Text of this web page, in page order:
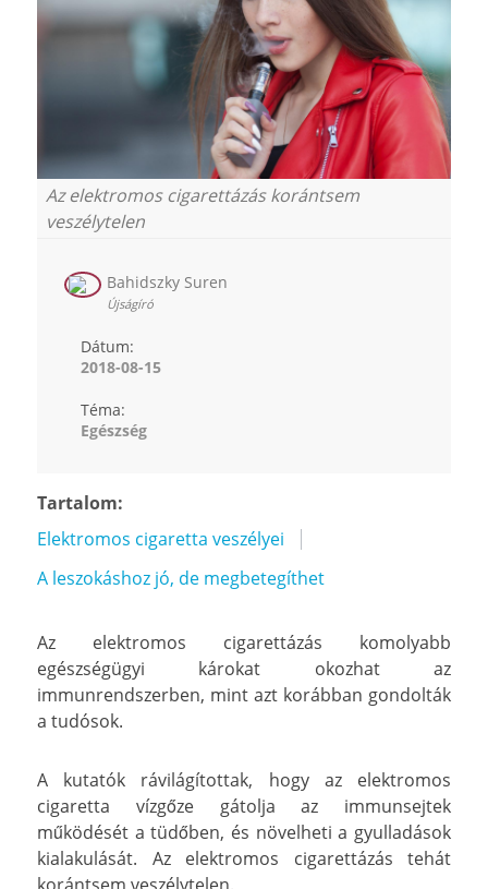
Az elektromos cigarettázás korántsem
veszélytelen
Bahidszky Suren
Újságíró
Dátum:
2018-08-15
Téma:
Egészség
Tartalom:
Elektromos cigaretta veszélyei
A leszokáshoz jó, de megbetegíthet
Az elektromos cigarettázás komolyabb
egészségügyi károkat okozhat az
immunrendszerben, mint azt korábban gondolták
a tudósok.
A kutatók rávilágítottak, hogy az elektromos
cigaretta vízgőze gátolja az immunsejtek
működését a tüdőben, és növelheti a gyulladások
kialakulását. Az elektromos cigarettázás tehát